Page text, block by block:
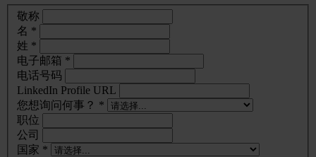
敬称
名 *
姓 *
电子邮箱 *
电话号码
LinkedIn Profile URL
您想询问何事？ *
职位
公司
国家 *